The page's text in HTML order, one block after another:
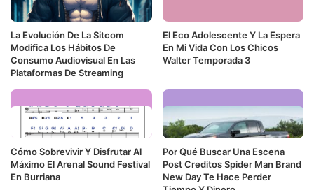
La Evolución De La Sitcom
Modifica Los Hábitos De
Consumo Audiovisual En Las
Plataformas De Streaming
El Eco Adolescente Y La Espera
En Mi Vida Con Los Chicos
Walter Temporada 3
Cómo Sobrevivir Y Disfrutar Al
Máximo El Arenal Sound Festival
En Burriana
Por Qué Buscar Una Escena
Post Creditos Spider Man Brand
New Day Te Hace Perder